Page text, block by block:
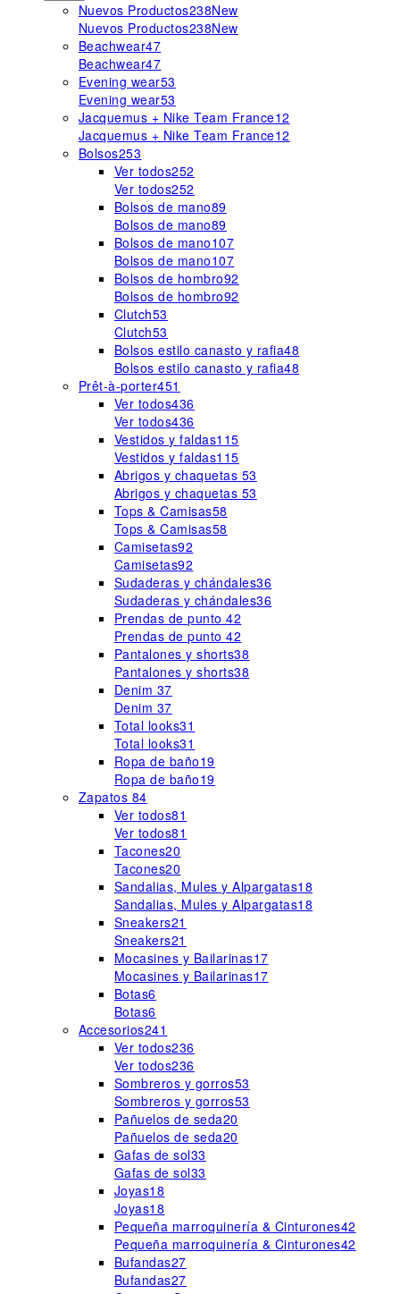
Nuevos Productos238New
Nuevos Productos238New
Beachwear47
Beachwear47
Evening wear53
Evening wear53
Jacquemus + Nike Team France12
Jacquemus + Nike Team France12
Bolsos253
Ver todos252
Ver todos252
Bolsos de mano89
Bolsos de mano89
Bolsos de mano107
Bolsos de mano107
Bolsos de hombro92
Bolsos de hombro92
Clutch53
Clutch53
Bolsos estilo canasto y rafia48
Bolsos estilo canasto y rafia48
Prêt-à-porter451
Ver todos436
Ver todos436
Vestidos y faldas115
Vestidos y faldas115
Abrigos y chaquetas 53
Abrigos y chaquetas 53
Tops & Camisas58
Tops & Camisas58
Camisetas92
Camisetas92
Sudaderas y chándales36
Sudaderas y chándales36
Prendas de punto42
Prendas de punto42
Pantalones y shorts38
Pantalones y shorts38
Denim 37
Denim 37
Total looks31
Total looks31
Ropa de baño19
Ropa de baño19
Zapatos 84
Ver todos81
Ver todos81
Tacones20
Tacones20
Sandalias, Mules y Alpargatas18
Sandalias, Mules y Alpargatas18
Sneakers21
Sneakers21
Mocasines y Bailarinas17
Mocasines y Bailarinas17
Botas6
Botas6
Accesorios241
Ver todos236
Ver todos236
Sombreros y gorros53
Sombreros y gorros53
Pañuelos de seda20
Pañuelos de seda20
Gafas de sol33
Gafas de sol33
Joyas18
Joyas18
Pequeña marroquinería & Cinturones42
Pequeña marroquinería & Cinturones42
Bufandas27
Bufandas27